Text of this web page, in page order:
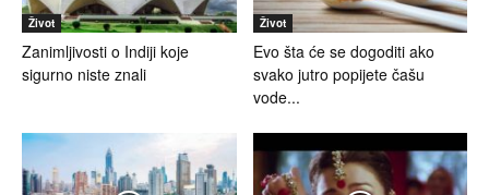
Život
Zanimljivosti o Indiji koje
sigurno niste znali
Život
Evo šta će se dogoditi ako
svako jutro popijete čašu
vode...